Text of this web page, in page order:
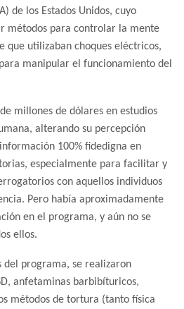
de los Estados Unidos, cuyo
métodos para controlar la mente
que utilizaban choques eléctricos,
manipular el funcionamiento del
millones de dólares en estudios
alterando su percepción
100% fidedigna en
especialmente para facilitar y
con aquellos individuos
Pero había aproximadamente
en el programa, y aún no se
ellos.
del programa, se realizaron
anfetaminas barbibíturicos,
métodos de tortura (tanto física